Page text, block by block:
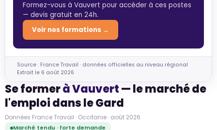
Formez-vous à Vauvert pour accéder à ces postes
— devis gratuit en 24h.
Voir nos formations →
Source : France Travail · données officielles au niveau régional
Extrait le 6 août 2026
Se formerà Vauvert— le marché de
l'emploi dans le Gard
Données France Travail · Occitanie · août 2026
Marché tendu · forte demande